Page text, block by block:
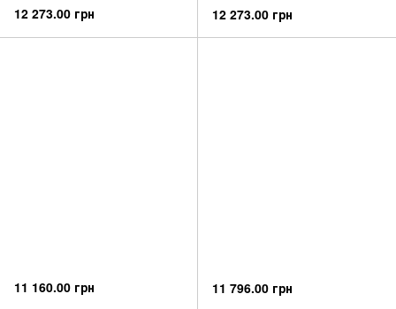
12 273.00 грн 12 273.00 грн
11 160.00 грн 11 796.00 грн